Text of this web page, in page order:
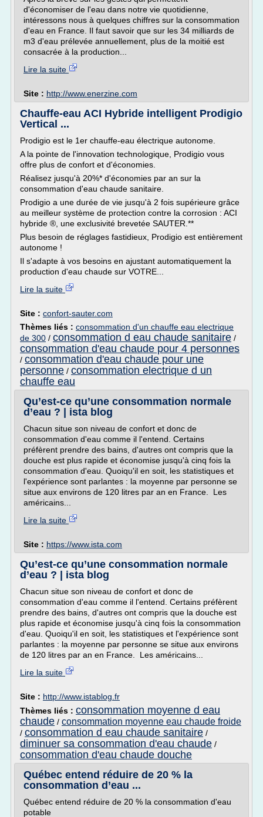
d'économiser de l'eau dans notre vie quotidienne,
intéressons nous à quelques chiffres sur la consommation
d'eau en France. Il faut savoir que sur les 34 milliards de
m3 d'eau prélevée annuellement, plus de la moitié est
consacrée à la production...
Lire la suite
Site : http://www.enerzine.com
Chauffe-eau ACI Hybride intelligent Prodigio
Vertical ...
Prodigio est le 1er chauffe-eau électrique autonome.
A la pointe de l'innovation technologique, Prodigio vous
offre plus de confort et d'économies.
Réalisez jusqu'à 20%* d'économies par an sur la
consommation d'eau chaude sanitaire.
Prodigio a une durée de vie jusqu'à 2 fois supérieure grâce
au meilleur système de protection contre la corrosion : ACI
hybride ®, une exclusivité brevetée SAUTER.**
Plus besoin de réglages fastidieux, Prodigio est entièrement
autonome !
Il s'adapte à vos besoins en ajustant automatiquement la
production d'eau chaude sur VOTRE...
Lire la suite
Site : confort-sauter.com
Thèmes liés : consommation d'un chauffe eau electrique
de 300 / consommation d eau chaude sanitaire /
consommation d'eau chaude pour 4 personnes
/ consommation d'eau chaude pour une
personne / consommation electrique d un
chauffe eau
Qu’est-ce qu’une consommation normale
d’eau ? | ista blog
Chacun situe son niveau de confort et donc de
consommation d'eau comme il l'entend. Certains
préfèrent prendre des bains, d'autres ont compris que la
douche est plus rapide et économise jusqu'à cinq fois la
consommation d'eau. Quoiqu'il en soit, les statistiques et
l'expérience sont parlantes : la moyenne par personne se
situe aux environs de 120 litres par an en France. Les
américains...
Lire la suite
Site : https://www.ista.com
Qu’est-ce qu’une consommation normale
d’eau ? | ista blog
Chacun situe son niveau de confort et donc de
consommation d'eau comme il l'entend. Certains préfèrent
prendre des bains, d'autres ont compris que la douche est
plus rapide et économise jusqu'à cinq fois la consommation
d'eau. Quoiqu'il en soit, les statistiques et l'expérience sont
parlantes : la moyenne par personne se situe aux environs
de 120 litres par an en France. Les américains...
Lire la suite
Site : http://www.istablog.fr
Thèmes liés : consommation moyenne d eau
chaude / consommation moyenne eau chaude froide
/ consommation d eau chaude sanitaire /
diminuer sa consommation d'eau chaude /
consommation d'eau chaude douche
Québec entend réduire de 20 % la
consommation d’eau ...
Québec entend réduire de 20 % la consommation d'eau
potable